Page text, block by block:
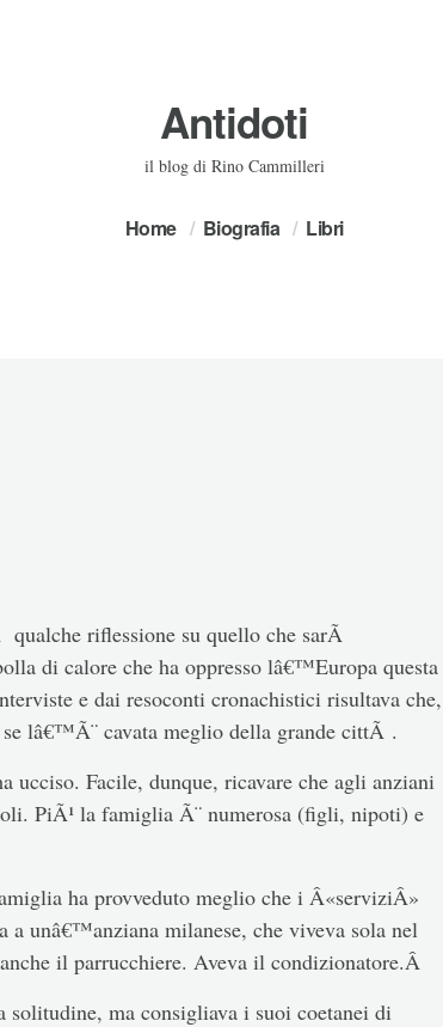
Antidoti
il blog di Rino Cammilleri
Home Biografia Libri
riflessione su quello che sarÃ
di calore che ha oppresso lâ€™Europa questa
e dai resoconti cronachistici risultava che,
lâ€™Ã¨ cavata meglio della grande cittÃ .
Facile, dunque, ricavare che agli anziani
PiÃ¹ la famiglia Ã¨ numerosa (figli, nipoti) e
ha provveduto meglio che i Â«serviziÂ»
unâ€™anziana milanese, che viveva sola nel
il parrucchiere. Aveva il condizionatore.Â
solitudine, ma consigliava i suoi coetanei di